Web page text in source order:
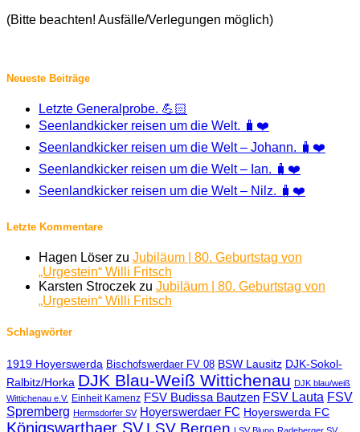
(Bitte beachten! Ausfälle/Verlegungen möglich)
Neueste Beiträge
Letzte Generalprobe. 💪🏻
Seenlandkicker reisen um die Welt. 🧳❤️
Seenlandkicker reisen um die Welt – Johann. 🧳❤️
Seenlandkicker reisen um die Welt – Ian. 🧳❤️
Seenlandkicker reisen um die Welt – Nilz. 🧳❤️
Letzte Kommentare
Hagen Löser zu Jubiläum | 80. Geburtstag von
„Urgestein“ Willi Fritsch
Karsten Stroczek zu Jubiläum | 80. Geburtstag von
„Urgestein“ Willi Fritsch
Schlagwörter
1919 Hoyerswerda Bischofswerdaer FV 08 BSW Lausitz DJK-Sokol-
Ralbitz/Horka DJK Blau-Weiß Wittichenau DJK blau/weiß
Wittichenau e.V. Einheit Kamenz FSV Budissa Bautzen FSV Lauta FSV
Spremberg Hermsdorfer SV Hoyerswerdaer FC Hoyerswerda FC
Königswarthaer SV LSV Bergen LSV Bluno Radeberger SV